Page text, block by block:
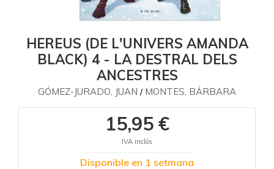
HEREUS (DE L'UNIVERS AMANDA
BLACK) 4 - LA DESTRAL DELS
ANCESTRES
GÓMEZ-JURADO, JUAN / MONTES, BÁRBARA
15,95 €
IVA inclós
Disponible en 1 setmana